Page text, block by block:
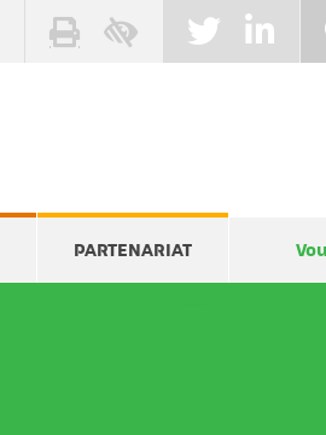
PARTENARIAT